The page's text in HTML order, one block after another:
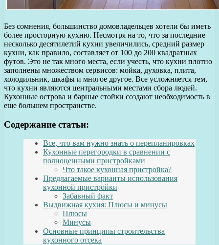
Без сомнения, большинство домовладельцев хотели бы иметь
более просторную кухню. Несмотря на то, что за последние
несколько десятилетий кухни увеличились, средний размер
кухни, как правило, составляет от 100 до 200 квадратных
футов. Это не так много места, если учесть, что кухни плотно
заполнены множеством сервисов: мойка, духовка, плита,
холодильник, шкафы и многое другое. Все усложняется тем,
что кухни являются центральными местами сбора людей.
Кухонные острова и барные стойки создают необходимость в
еще большем пространстве.
Содержание статьи:
Все, что вам нужно знать о перепланировках
Кухонные перегородки в сравнении с
полноценными пристройками
Что такое кухонная пристройка?
Предлагаемые варианты использования
кухонной пристройки
Забавный факт
Выдвижная кухня: Плюсы и минусы
Плюсы
Минусы
Основные принципы строительства
кухонного отсека